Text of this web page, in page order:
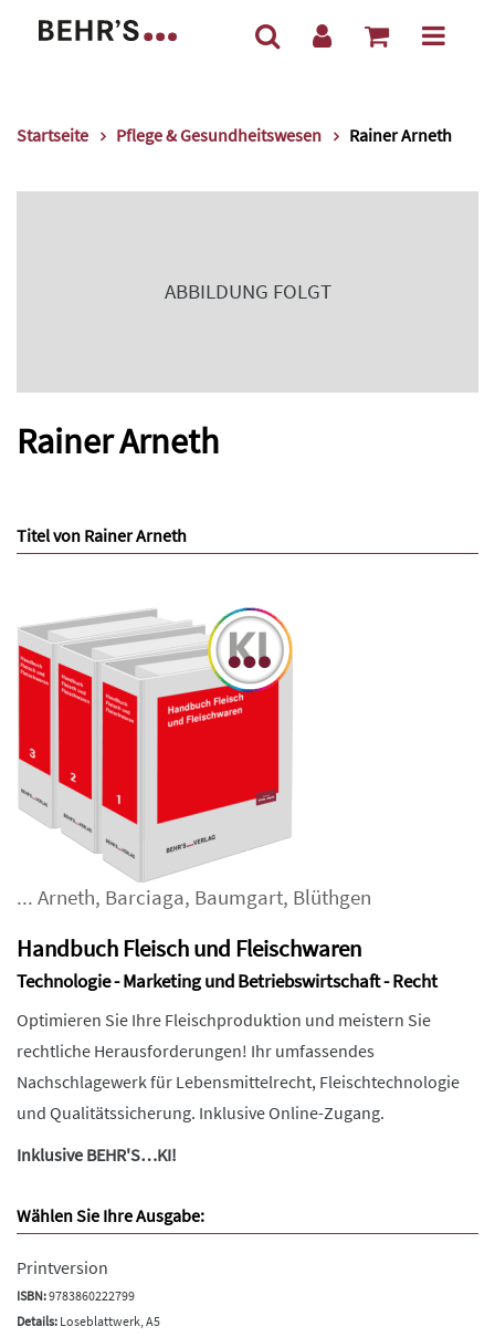
Startseite Pflege & Gesundheitswesen Rainer Arneth
ABBILDUNG FOLGT
Rainer Arneth
Titel von Rainer Arneth
... Arneth, Barciaga, Baumgart, Blüthgen
Handbuch Fleisch und Fleischwaren
Technologie - Marketing und Betriebswirtschaft - Recht
Optimieren Sie Ihre Fleischproduktion und meistern Sie
rechtliche Herausforderungen! Ihr umfassendes
Nachschlagewerk für Lebensmittelrecht, Fleischtechnologie
und Qualitätssicherung. Inklusive Online-Zugang.
Inklusive BEHR'S…KI!
Wählen Sie Ihre Ausgabe:
Printversion
ISBN:9783860222799
Details: Loseblattwerk, A5